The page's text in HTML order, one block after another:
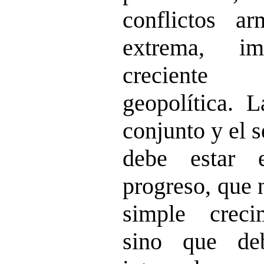
conflictos
extrema,
creciente
geopolítica.
conjunto y el
debe estar
progreso, que
simple
sino que